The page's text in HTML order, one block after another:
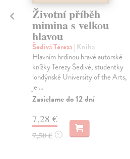
Životní příběh
mimina s velkou
hlavou
Šedivá Tereza| Kniha
Hlavním hrdinou hravé autorské
knížky Terezy Šedivé, studentky
londýnské University of the Arts,
je ...
Zasielame do 12 dní
7,28 €
7,50 € ?